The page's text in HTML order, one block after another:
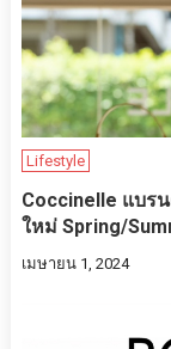
Lifestyle
Coccinelle แบร
ใหม่ Spring/
เมษายน 1, 2024